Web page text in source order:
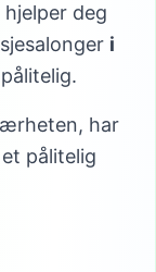
hjelper deg
i
har
pålitelig